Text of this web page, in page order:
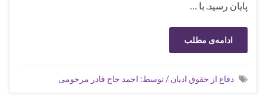
پایان رسید. با …
ادامه‌ی مطلب
دفاع از حقوق ادیان / توسط: احمد حاج قادر مرحومی